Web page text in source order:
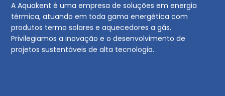
A Aquakent é uma empresa de soluções em energia
térmica, atuando em toda gama energética com
produtos termo solares e aquecedores a gás.
Privilegiamos a inovação e o desenvolvimento de
projetos sustentáveis de alta tecnologia.